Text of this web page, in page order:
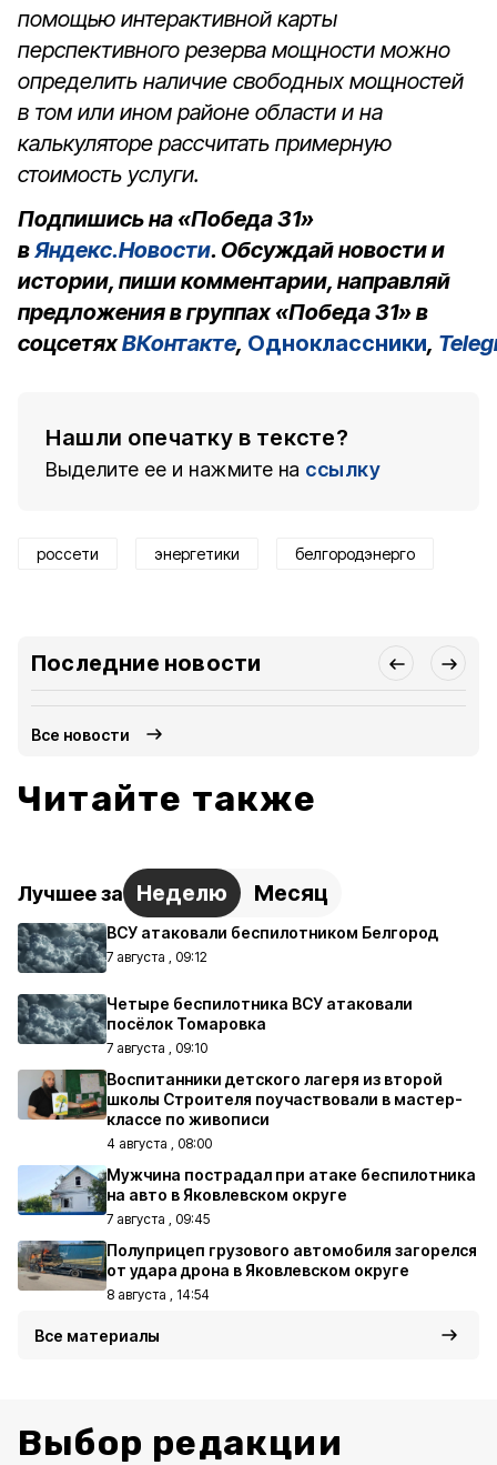
помощью интерактивной карты
перспективного резерва мощности можно
определить наличие свободных мощностей
в том или ином районе области и на
калькуляторе рассчитать примерную
стоимость услуги.
Подпишись на «Победа 31»
вЯндекс.Новости. Обсуждай новости и
истории, пиши комментарии, направляй
предложения в группах «Победа 31» в
соцсетяхВКонтакте, Одноклассники,
Нашли опечатку в тексте?
Выделите ее и нажмите на ссылку
россети энергетики белгородэнерго
Последние новости
Все новости
Читайте также
Лучшее за Неделю Месяц
ВСУ атаковали беспилотником Белгород
7 августа , 09:12
Четыре беспилотника ВСУ атаковали
посёлок Томаровка
7 августа , 09:10
Воспитанники детского лагеря из второй
школы Строителя поучаствовали в мастер-
классе по живописи
4 августа , 08:00
Мужчина пострадал при атаке беспилотника
на авто в Яковлевском округе
7 августа , 09:45
Полуприцеп грузового автомобиля загорелся
от удара дрона в Яковлевском округе
8 августа , 14:54
Все материалы
Выбор редакции